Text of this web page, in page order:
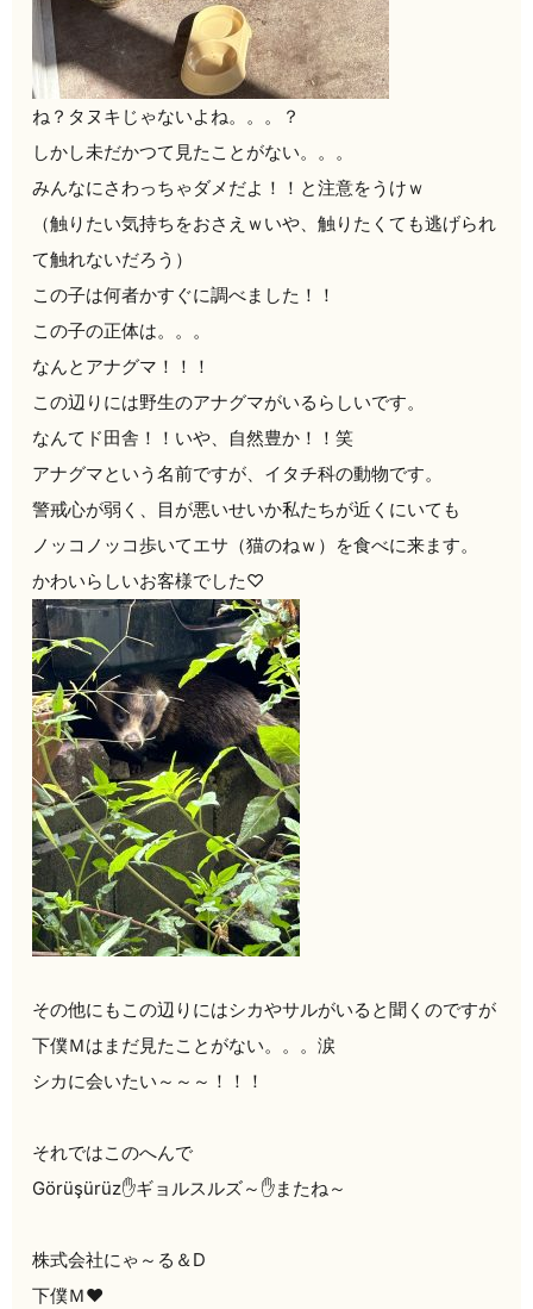
ね？タヌキじゃないよね。。。？
しかし未だかつて見たことがない。。。
みんなにさわっちゃダメだよ！！と注意をうけｗ
（触りたい気持ちをおさえｗいや、触りたくても逃げられ
て触れないだろう）
この子は何者かすぐに調べました！！
この子の正体は。。。
なんとアナグマ！！！
この辺りには野生のアナグマがいるらしいです。
なんてド田舎！！いや、自然豊か！！笑
アナグマという名前ですが、イタチ科の動物です。
警戒心が弱く、目が悪いせいか私たちが近くにいても
ノッコノッコ歩いてエサ（猫のねｗ）を食べに来ます。
かわいらしいお客様でした♡
その他にもこの辺りにはシカやサルがいると聞くのですが
下僕Ｍはまだ見たことがない。。。涙
シカに会いたい～～～！！！
それではこのへんで
Görüşürüz✋ギョルスルズ～✋またね～
株式会社にゃ～る＆D
下僕Ｍ♥